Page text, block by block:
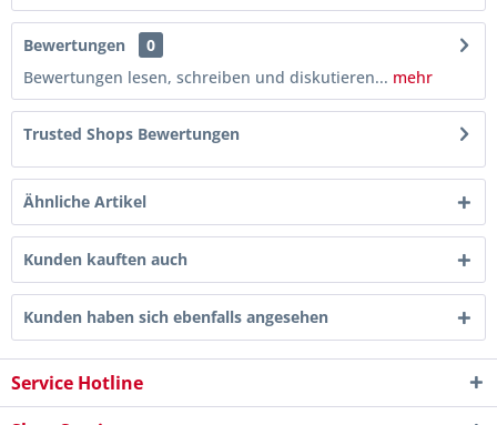
Bewertungen
0
Bewertungen lesen, schreiben und diskutieren... mehr
Trusted Shops Bewertungen
Ähnliche Artikel
Kunden kauften auch
Kunden haben sich ebenfalls angesehen
Service Hotline